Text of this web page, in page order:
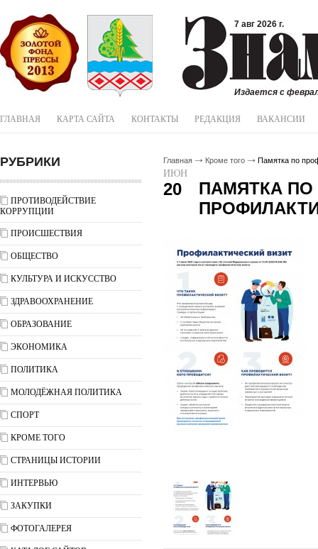
7 авг 2026 г.
Издается с
ГЛАВНАЯ КАРТА САЙТА КОНТАКТЫ РЕДАКЦИЯ ВАКАНСИИ
РУБРИКИ
ПРОТИВОДЕЙСТВИЕ
КОРРУПЦИИ
ПРОИСШЕСТВИЯ
ОБЩЕСТВО
КУЛЬТУРА И ИСКУССТВО
ЗДРАВООХРАНЕНИЕ
ОБРАЗОВАНИЕ
ЭКОНОМИКА
ПОЛИТИКА
МОЛОДЁЖНАЯ ПОЛИТИКА
СПОРТ
КРОМЕ ТОГО
СТРАНИЦЫ ИСТОРИИ
ИНТЕРВЬЮ
ЗАКУПКИ
ФОТОГАЛЕРЕЯ
Главная Кроме того Памятка по
ИЮН
20
ПАМЯТКА ПО